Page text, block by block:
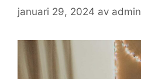
januari 29, 2024 av admin